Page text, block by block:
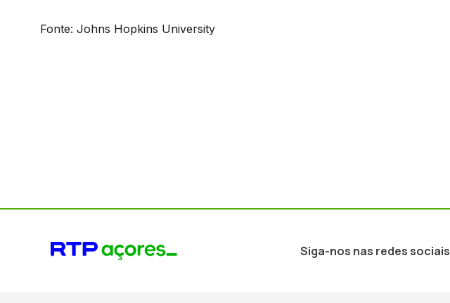
Fonte: Johns Hopkins University
Siga-nos nas redes sociais